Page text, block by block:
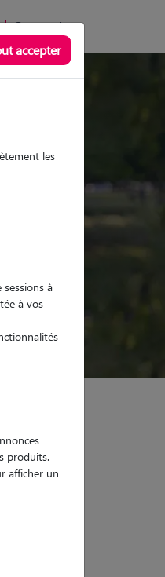
Connexion
accepter
les
à
à vos
produits.
afficher un